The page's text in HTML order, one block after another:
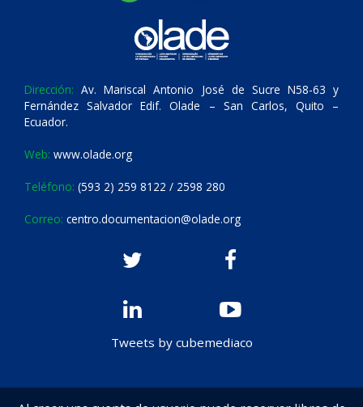
Dirección: Av. Mariscal Antonio José de Sucre N58-63 y
Fernández Salvador Edif. Olade – San Carlos, Quito –
Ecuador.
Web: www.olade.org
Teléfono: (593 2) 259 8122 / 2598 280
Correo: centro.documentacion@olade.org
Tweets by cubemediaco